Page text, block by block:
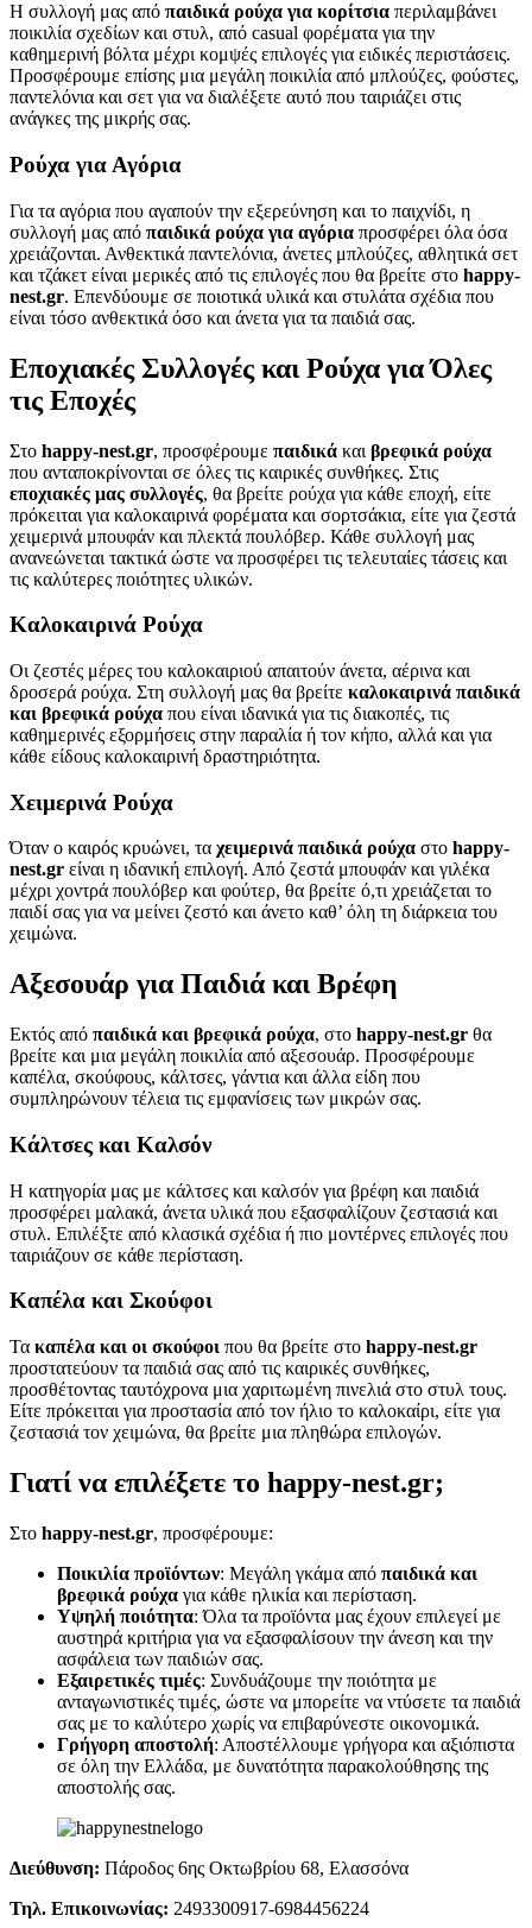
Η συλλογή μας από παιδικά ρούχα για κορίτσια περιλαμβάνει
ποικιλία σχεδίων και στυλ, από casual φορέματα για την
καθημερινή βόλτα μέχρι κομψές επιλογές για ειδικές περιστάσεις.
Προσφέρουμε επίσης μια μεγάλη ποικιλία από μπλούζες, φούστες,
παντελόνια και σετ για να διαλέξετε αυτό που ταιριάζει στις
ανάγκες της μικρής σας.
Ρούχα για Αγόρια
Για τα αγόρια που αγαπούν την εξερεύνηση και το παιχνίδι, η
συλλογή μας από παιδικά ρούχα για αγόρια προσφέρει όλα όσα
χρειάζονται. Ανθεκτικά παντελόνια, άνετες μπλούζες, αθλητικά σετ
και τζάκετ είναι μερικές από τις επιλογές που θα βρείτε στο happy-
nest.gr. Επενδύουμε σε ποιοτικά υλικά και στυλάτα σχέδια που
είναι τόσο ανθεκτικά όσο και άνετα για τα παιδιά σας.
Εποχιακές Συλλογές και Ρούχα για Όλες
τις Εποχές
Στο happy-nest.gr, προσφέρουμε παιδικά και βρεφικά ρούχα
που ανταποκρίνονται σε όλες τις καιρικές συνθήκες. Στις
εποχιακές μας συλλογές, θα βρείτε ρούχα για κάθε εποχή, είτε
πρόκειται για καλοκαιρινά φορέματα και σορτσάκια, είτε για ζεστά
χειμερινά μπουφάν και πλεκτά πουλόβερ. Κάθε συλλογή μας
ανανεώνεται τακτικά ώστε να προσφέρει τις τελευταίες τάσεις και
τις καλύτερες ποιότητες υλικών.
Καλοκαιρινά Ρούχα
Οι ζεστές μέρες του καλοκαιριού απαιτούν άνετα, αέρινα και
δροσερά ρούχα. Στη συλλογή μας θα βρείτε καλοκαιρινά παιδικά
και βρεφικά ρούχα που είναι ιδανικά για τις διακοπές, τις
καθημερινές εξορμήσεις στην παραλία ή τον κήπο, αλλά και για
κάθε είδους καλοκαιρινή δραστηριότητα.
Χειμερινά Ρούχα
Όταν ο καιρός κρυώνει, τα χειμερινά παιδικά ρούχα στο happy-
nest.gr είναι η ιδανική επιλογή. Από ζεστά μπουφάν και γιλέκα
μέχρι χοντρά πουλόβερ και φούτερ, θα βρείτε ό,τι χρειάζεται το
παιδί σας για να μείνει ζεστό και άνετο καθ’ όλη τη διάρκεια του
χειμώνα.
Αξεσουάρ για Παιδιά και Βρέφη
Εκτός από παιδικά και βρεφικά ρούχα, στο happy-nest.gr θα
βρείτε και μια μεγάλη ποικιλία από αξεσουάρ. Προσφέρουμε
καπέλα, σκούφους, κάλτσες, γάντια και άλλα είδη που
συμπληρώνουν τέλεια τις εμφανίσεις των μικρών σας.
Κάλτσες και Καλσόν
Η κατηγορία μας με κάλτσες και καλσόν για βρέφη και παιδιά
προσφέρει μαλακά, άνετα υλικά που εξασφαλίζουν ζεστασιά και
στυλ. Επιλέξτε από κλασικά σχέδια ή πιο μοντέρνες επιλογές που
ταιριάζουν σε κάθε περίσταση.
Καπέλα και Σκούφοι
Τα καπέλα και οι σκούφοι που θα βρείτε στο happy-nest.gr
προστατεύουν τα παιδιά σας από τις καιρικές συνθήκες,
προσθέτοντας ταυτόχρονα μια χαριτωμένη πινελιά στο στυλ τους.
Είτε πρόκειται για προστασία από τον ήλιο το καλοκαίρι, είτε για
ζεστασιά τον χειμώνα, θα βρείτε μια πληθώρα επιλογών.
Γιατί να επιλέξετε το happy-nest.gr;
Στο happy-nest.gr, προσφέρουμε:
Ποικιλία προϊόντων: Μεγάλη γκάμα από παιδικά και
βρεφικά ρούχα για κάθε ηλικία και περίσταση.
Υψηλή ποιότητα: Όλα τα προϊόντα μας έχουν επιλεγεί με
αυστηρά κριτήρια για να εξασφαλίσουν την άνεση και την
ασφάλεια των παιδιών σας.
Εξαιρετικές τιμές: Συνδυάζουμε την ποιότητα με
ανταγωνιστικές τιμές, ώστε να μπορείτε να ντύσετε τα παιδιά
σας με το καλύτερο χωρίς να επιβαρύνεστε οικονομικά.
Γρήγορη αποστολή: Αποστέλλουμε γρήγορα και αξιόπιστα
σε όλη την Ελλάδα, με δυνατότητα παρακολούθησης της
αποστολής σας.
Διεύθυνση: Πάροδος 6ης Οκτωβρίου 68, Ελασσόνα
Τηλ. Επικοινωνίας: 2493300917-6984456224